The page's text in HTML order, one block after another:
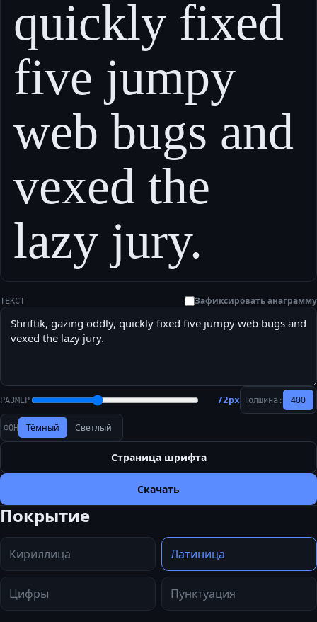
quickly fixed
five jumpy
web bugs and
vexed the
lazy jury.
ТЕКСТ Зафиксировать анаграмму
РАЗМЕР 72px Толщина: 400
ФОН Тёмный Светлый
Страница шрифта
Скачать
Покрытие
Кириллица Латиница
Цифры Пунктуация